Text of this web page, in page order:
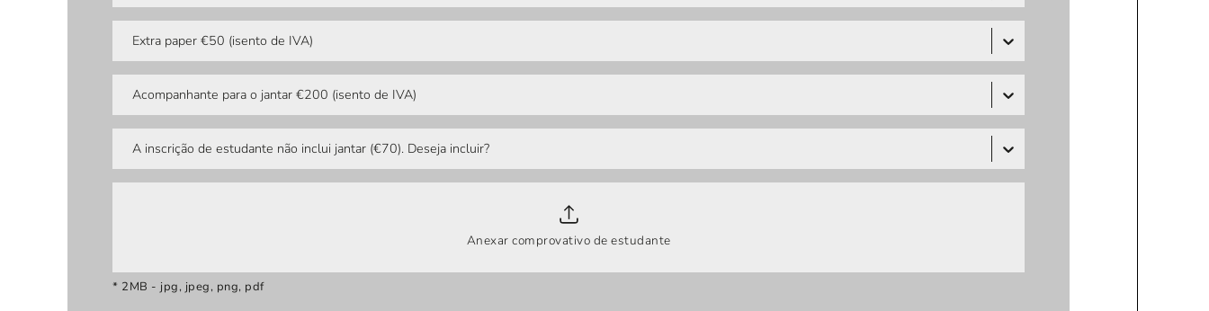
Extra paper €50 (isento de IVA)
Acompanhante para o jantar €200 (isento de IVA)
A inscrição de estudante não inclui jantar (€70). Deseja incluir?
Anexar comprovativo de estudante
* 2MB - jpg, jpeg, png, pdf